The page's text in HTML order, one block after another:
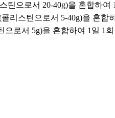
틴으로서 20-40g)을 혼합하여 1
콜리스틴으로서 5-40g)을 혼합
으로서 5g)을 혼합하여 1 일 1